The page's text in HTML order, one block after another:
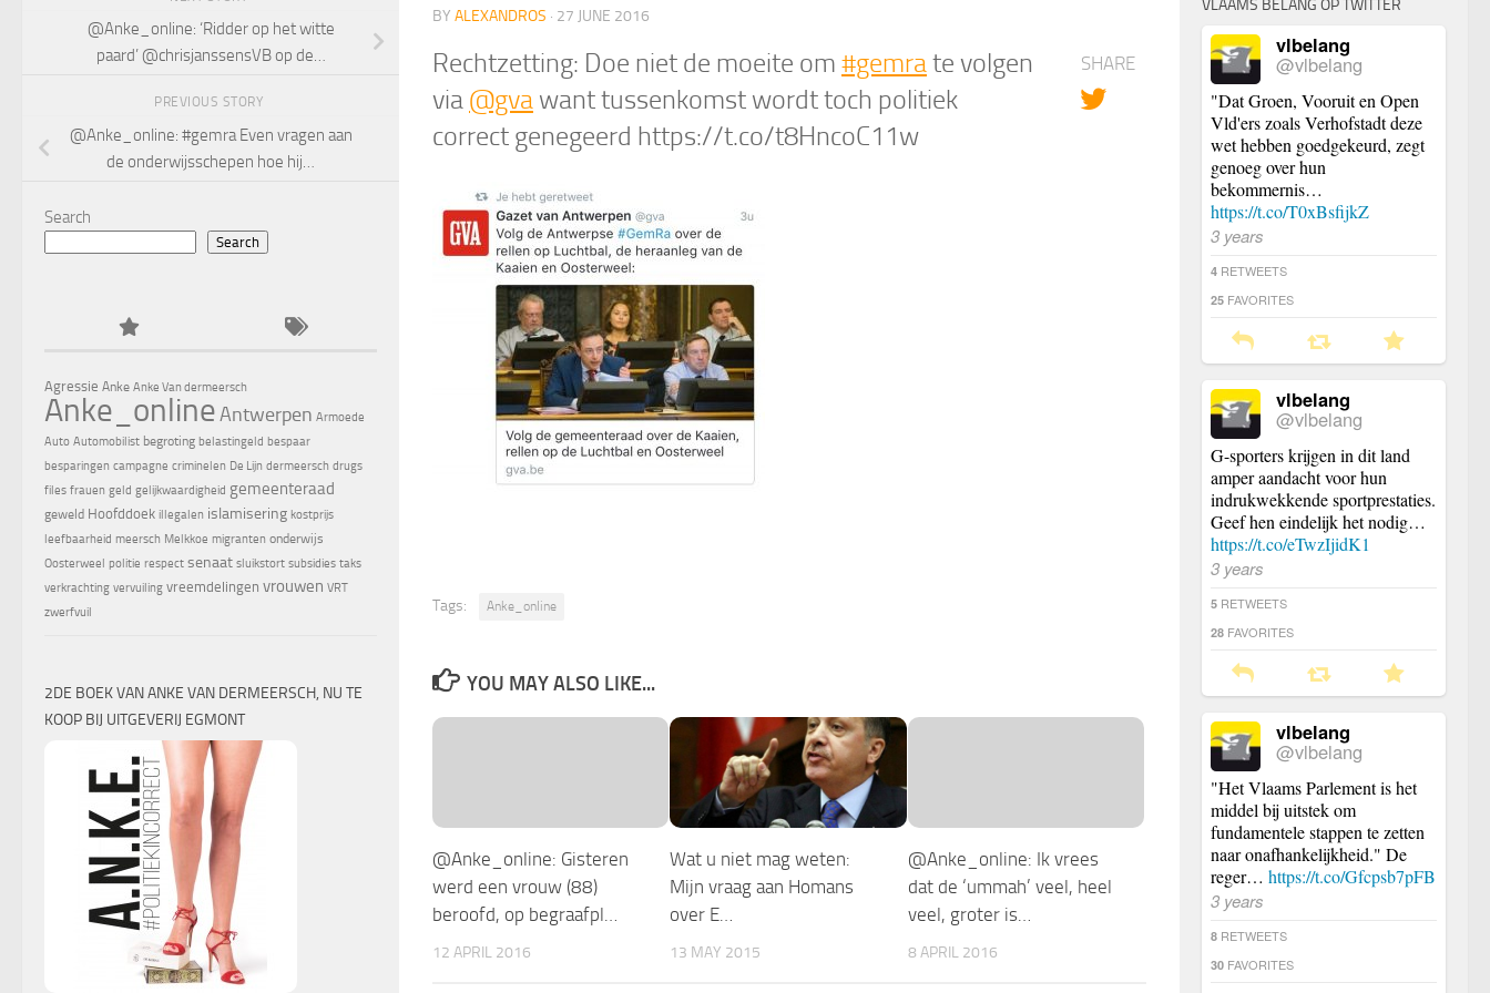
BY ALEXANDROS · 27 JUNE 2016
Rechtzetting: Doe niet de moeite om #gemrate volgen
via @gva want tussenkomst wordt toch politiek
correct genegeerd https://t.co/t8HncoC11w
SHARE
Tags: Anke_online
YOU MAY ALSO LIKE...
@Anke_online: Gisteren
werd een vrouw (88)
beroofd, op begraafpl…
12 APRIL 2016
Wat u niet mag weten:
Mijn vraag aan Homans
over E…
13 MAY 2015
@Anke_online: Ik vrees
dat de ‘ummah’ veel, heel
veel, groter is…
8 APRIL 2016
@Anke_online: ‘Ridder op het witte
paard’ @chrisjanssensVB op de…
PREVIOUS STORY
@Anke_online: #gemra Even vragen aan
de onderwijsschepen hoe hij…
Search
Search
Agressie Anke Anke Van dermeersch
Anke_onlineAntwerpen Armoede
Auto Automobilist begroting belastingeld bespaar
besparingen campagne criminelen De Lijn dermeersch drugs
files frauen geld gelijkwaardigheid gemeenteraad
geweld Hoofddoek illegalen islamisering kostprijs
leefbaarheid meersch Melkkoe migranten onderwijs
Oosterweel politie respect senaat sluikstort subsidies taks
verkrachting vervuiling vreemdelingen vrouwen VRT
zwerfvuil
2DE BOEK VAN ANKE VAN DERMEERSCH, NU TE
KOOP BIJ UITGEVERIJ EGMONT
VLAAMS BELANG OP TWITTER
vlbelang
@vlbelang
"Dat Groen, Vooruit en Open
Vld'ers zoals Verhofstadt deze
wet hebben goedgekeurd, zegt
genoeg over hun
bekommernis…
https://t.co/T0xBsfijkZ
3 years
4 RETWEETS
25 FAVORITES
vlbelang
@vlbelang
G-sporters krijgen in dit land
amper aandacht voor hun
indrukwekkende sportprestaties.
Geef hen eindelijk het nodig…
https://t.co/eTwzIjidK1
3 years
5 RETWEETS
28 FAVORITES
vlbelang
@vlbelang
"Het Vlaams Parlement is het
middel bij uitstek om
fundamentele stappen te zetten
naar onafhankelijkheid." De
reger… https://t.co/Gfcpsb7pFB
3 years
8 RETWEETS
30 FAVORITES